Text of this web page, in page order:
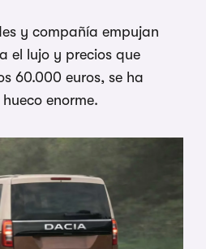
y compañía empujan
el lujo y precios que
60.000 euros, se ha
enorme.